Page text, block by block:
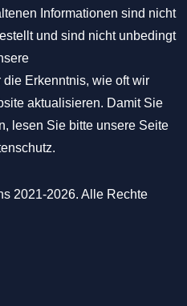
Informationen sind nicht
und sind nicht unbedingt
Erkenntnis, wie oft wir
aktualisieren. Damit Sie
lesen Sie bitte unsere Seite
.
2021-2026. Alle Rechte